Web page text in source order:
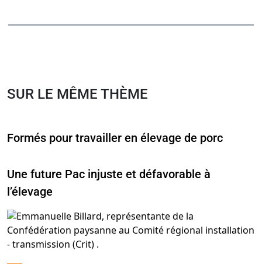
SUR LE MÊME THÈME
Formés pour travailler en élevage de porc
Une future Pac injuste et défavorable à
l’élevage